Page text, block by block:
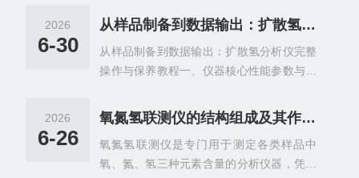
品在涡流效应下快速升温至超高温状态，使
气体，硫元素转化为二氧化硫气体，实现固
态元素向气态形态的转化。2.气路分离捕获
能化操作功能，可高效完成样品元素分析工
作，适配各类高精度检测场景需求。该分析
仪搭载多元化精准检测体系，检测模式灵活
可调。设备针对不同元素配备专属检测方
选配，可适配不同精度的氧含量检测需求；
盖高低浓度氮含量检测场景；氢元素采用成
熟的红外检测法，检测数据稳定可靠。同时
2026
6-30
从样品制备到数据输出：扩散氢分析仪完整操作与保养教程
从样品制备到数据输出：扩散氢分析仪完整
操作与保养教程一、仪器核心性能参数与技
气相色谱热导检测一体化技术，契合GB/T3
965、ISO3690、AWSA4.3国内外焊接扩散
氢检测标准，是焊材生产、压力容器、航空
航天、核电装备实验室主流精密检测设备，
2026
6-26
氧氮氢联测仪的结构组成及其作用分享
氧氮氢联测仪是专门用于测定各类样品中
氧、氮、氢三种元素含量的分析仪器，凭借